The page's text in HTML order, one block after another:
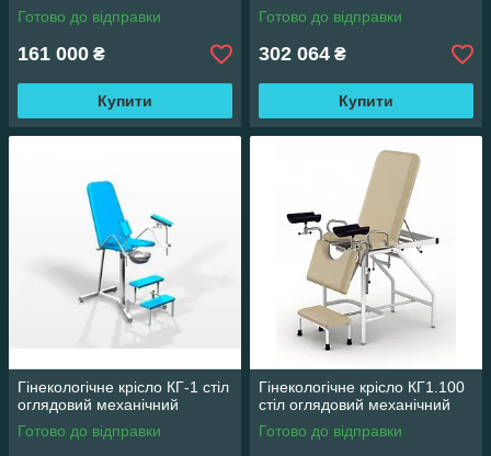
Готово до відправки
161 000 ₴
Купити
Готово до відправки
302 064 ₴
Купити
Гінекологічне крісло КГ-1 стіл
оглядовий механічний
Готово до відправки
Гінекологічне крісло КГ1.100
стіл оглядовий механічний
Готово до відправки